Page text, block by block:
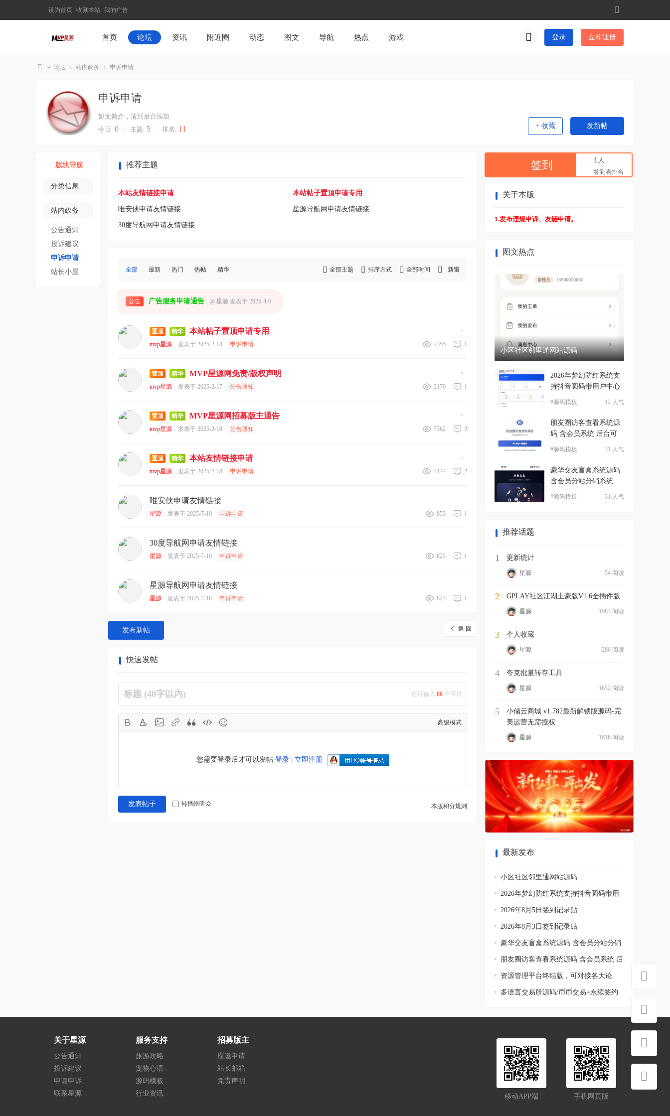
设为首页 收藏本站 我的广告
切
换
到
窄
首页 论坛 资讯 附近圈 动态 图文 导航 热点 游戏 登录 立即注册
» 论坛 › 站内政务 › 申诉申请
申诉申请
暂无简介，请到后台添加
今日: 0 主题: 5 排名: 11 + 收藏 发新帖
版块导航
分类信息
站内政务
公告通知
投诉建议
申诉申请
站长小屋
推荐主题
本站友情链接申请 本站帖子置顶申请专用
唯安侠申请友情链接 星源导航网申请友情链接
30度导航网申请友情链接
新窗
全部时间
排序方式
全部主题
全部 最新 热门 热帖 精华
公告 广告服务申请通告 @ 星源 发表于 2025-4-6
藏
置
置顶 精华 本站帖子置顶申请专用
1
2355
mvp星源 发表于 2025-2-18 申诉申请
藏
置
置顶 精华 MVP星源网免责/版权声明
1
2170
mvp星源 发表于 2025-2-17 公告通知
藏
置
置顶 精华 MVP星源网招募版主通告
3
7362
mvp星源 发表于 2025-2-18 公告通知
藏
置
置顶 精华 本站友情链接申请
2
3177
mvp星源 发表于 2025-2-18 申诉申请
唯安侠申请友情链接
1
853
星源 发表于 2025-7-10 申诉申请
30度导航网申请友情链接
1
825
星源 发表于 2025-7-10 申诉申请
星源导航网申请友情链接
1
827
星源 发表于 2025-7-10 申诉申请
返 回
发布新帖
快速发帖
还可输入 80 个字符
高级模式
您需要登录后才可以发帖 登录| 立即注册
本版积分规则
发表帖子 转播给听众
签到 1人
签到看排名
关于本版
1.发布违规申诉、友链申请。
图文热点
小区社区邻里通网站源码
2026年梦幻防红系统支
持抖音圆码带用户中心
12 人气
#源码模板
朋友圈访客查看系统源
码 含会员系统 后台可
31 人气
#源码模板
豪华交友盲盒系统源码
含会员分站分销系统
31 人气
#源码模板
推荐话题
1 更新统计
54 阅读
星源
2 GPLAY社区江湖土豪版V1.6全插件版
1983 阅读
星源
3 个人收藏
286 阅读
星源
4 夸克批量转存工具
1652 阅读
星源
5
小储云商城 v1.782最新解锁版源码-完
美运营无需授权
1616 阅读
星源
最新发布
小区社区邻里通网站源码
2026年梦幻防红系统支持抖音圆码带用
户中心
2026年8月5日签到记录贴
2026年8月3日签到记录贴
豪华交友盲盒系统源码 含会员分站分销
系统朋友圈访客查看系统源码 含会员系统 后
台可资源管理平台终结版，可对接各大论
坛，带vi
多语言交易所源码/币币交易+永续签约
关于星源
公告通知
投诉建议
申请申诉
联系星源
服务支持
旅游攻略
宠物心语
源码模板
行业资讯
招募版主
应邀申请
站长邮箱
免责声明
手机网页版
移动APP端